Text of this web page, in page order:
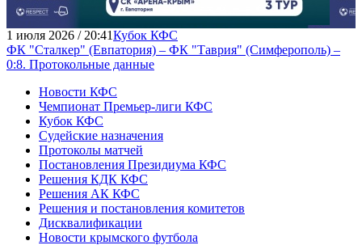
1 июля 2026 / 20:41Кубок КФС
ФК "Сталкер" (Евпатория) – ФК "Таврия" (Симферополь) –
0:8. Протокольные данные
Новости КФС
Чемпионат Премьер-лиги КФС
Кубок КФС
Судейские назначения
Протоколы матчей
Постановления Президиума КФС
Решения КДК КФС
Решения АК КФС
Решения и постановления комитетов
Дисквалификации
Новости крымского футбола